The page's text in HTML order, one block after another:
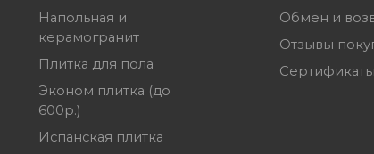
Напольная и
керамогранит
Плитка для пола
Эконом плитка (до
600р.)
Испанская плитка
Обмен и
Отзывы
Сертификаты